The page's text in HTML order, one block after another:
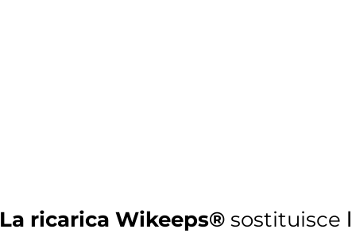
La ricarica Wikeeps® sostituisce l